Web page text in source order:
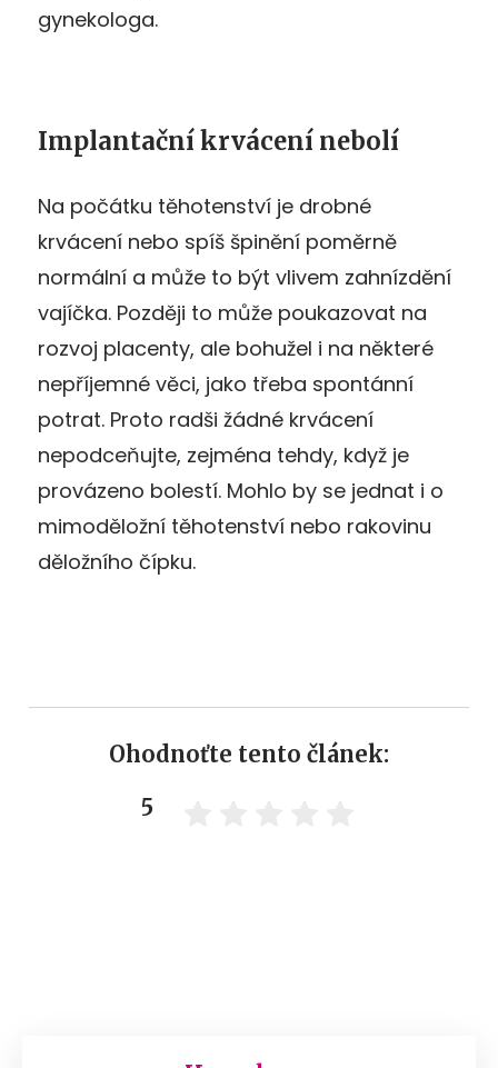
gynekologa.
Implantační krvácení nebolí
Na počátku těhotenství je drobné
krvácení nebo spíš špinění poměrně
normální a může to být vlivem zahnízdění
vajíčka. Později to může poukazovat na
rozvoj placenty, ale bohužel i na některé
nepříjemné věci, jako třeba spontánní
potrat. Proto radši žádné krvácení
nepodceňujte, zejména tehdy, když je
provázeno bolestí. Mohlo by se jednat i o
mimoděložní těhotenství nebo rakovinu
děložního čípku.
Ohodnoťte tento článek:
5